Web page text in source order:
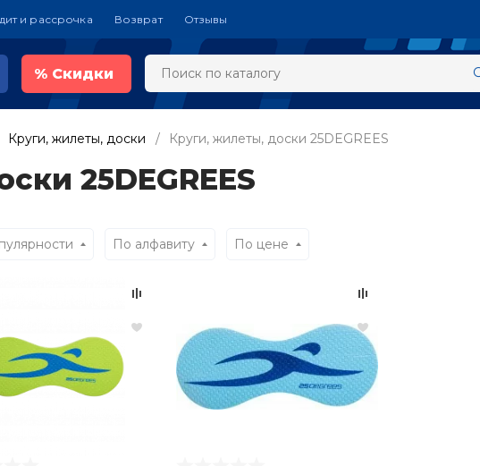
и рассрочка Возврат Отзывы
% Скидки
Круги, жилеты, доски Круги, жилеты, доски 25DEGREES
25DEGREES
По алфавиту По цене